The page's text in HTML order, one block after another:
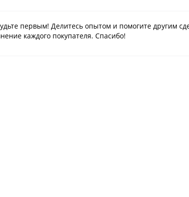
первым! Делитесь опытом и помогите другим
каждого покупателя. Спасибо!